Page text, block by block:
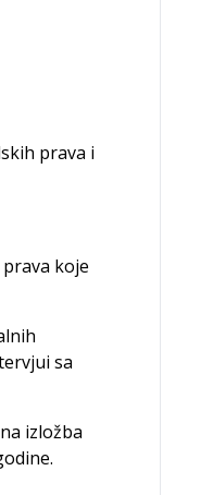
prava i
koje
sa
izložba